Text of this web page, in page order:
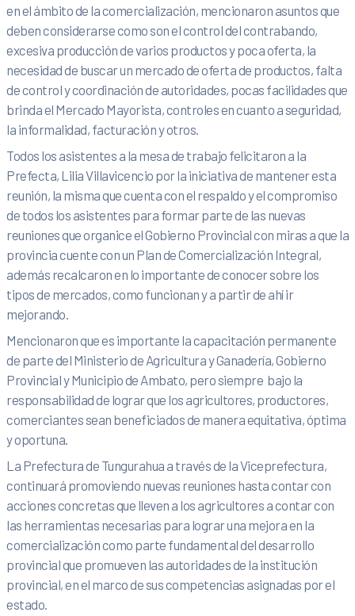
en el ámbito de la comercialización, mencionaron asuntos que
deben considerarse como son el control del contrabando,
excesiva producción de varios productos y poca oferta, la
necesidad de buscar un mercado de oferta de productos, falta
de control y coordinación de autoridades, pocas facilidades que
brinda el Mercado Mayorista, controles en cuanto a seguridad,
la informalidad, facturación y otros.
Todos los asistentes a la mesa de trabajo felicitaron a la
Prefecta, Lilia Villavicencio por la iniciativa de mantener esta
reunión, la misma que cuenta con el respaldo y el compromiso
de todos los asistentes para formar parte de las nuevas
reuniones que organice el Gobierno Provincial con miras a que la
provincia cuente con un Plan de Comercialización Integral,
además recalcaron en lo importante de conocer sobre los
tipos de mercados, como funcionan y a partir de ahí ir
mejorando.
Mencionaron que es importante la capacitación permanente
de parte del Ministerio de Agricultura y Ganadería, Gobierno
Provincial y Municipio de Ambato, pero siempre bajo la
responsabilidad de lograr que los agricultores, productores,
comerciantes sean beneficiados de manera equitativa, óptima
y oportuna.
La Prefectura de Tungurahua a través de la Viceprefectura,
continuará promoviendo nuevas reuniones hasta contar con
acciones concretas que lleven a los agricultores a contar con
las herramientas necesarias para lograr una mejora en la
comercialización como parte fundamental del desarrollo
provincial que promueven las autoridades de la institución
provincial, en el marco de sus competencias asignadas por el
estado.